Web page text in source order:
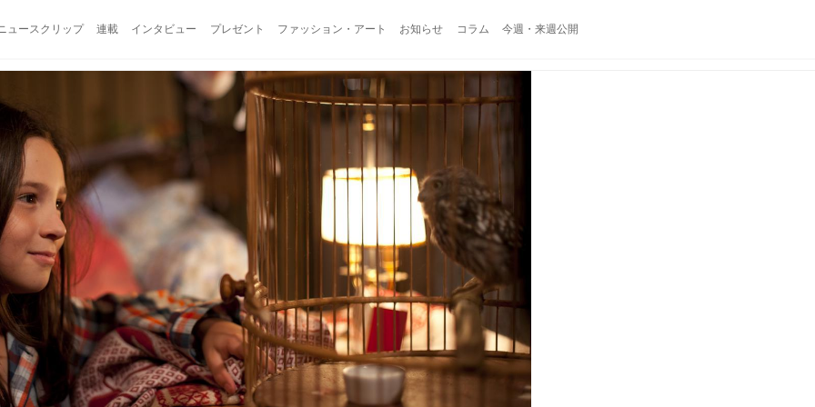
ュースクリップ 連載 インタビュー プレゼント ファッション・アート お知らせ コラム 今週・来週公開